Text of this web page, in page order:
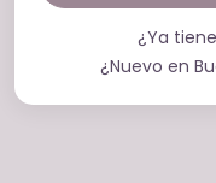
¿Ya
¿Nuevo en